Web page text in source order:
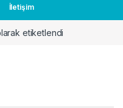
İletişim
etiketlendi